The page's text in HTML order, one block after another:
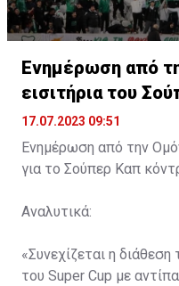
Ενημέρωση από
εισιτήρια του
17.07.2023 09:51
Ενημέρωση από την
για το Σούπερ Καπ
Αναλυτικά:
«Συνεχίζεται η
του Super Cup με